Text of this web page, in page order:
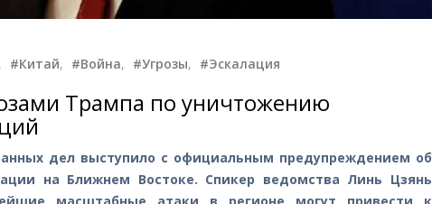
, #Китай, #Война, #Угрозы, #Эскалация
Трампа по уничтожению
дел выступило с официальным предупреждением об
на Ближнем Востоке. Спикер ведомства Линь Цзянь